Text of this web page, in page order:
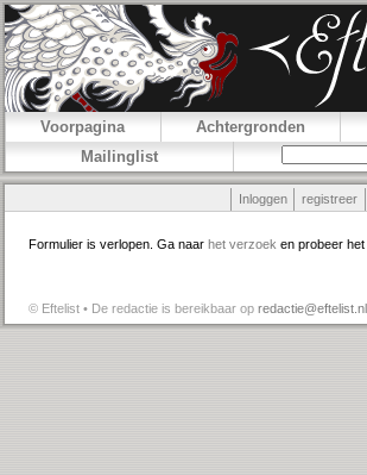
Voorpagina Achtergronden
Mailinglist
Inloggen registreer
Formulier is verlopen. Ga naar het verzoek en probeer het
© Eftelist • De redactie is bereikbaar op redactie@eftelist.nl